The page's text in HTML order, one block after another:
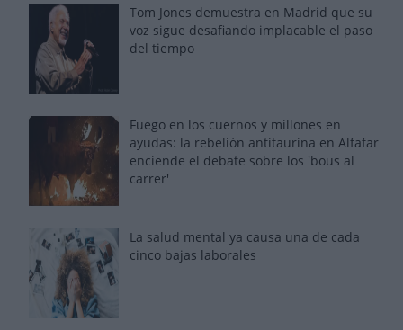
Tom Jones demuestra en Madrid que su
voz sigue desafiando implacable el paso
del tiempo
Fuego en los cuernos y millones en
ayudas: la rebelión antitaurina en Alfafar
enciende el debate sobre los 'bous al
carrer'
La salud mental ya causa una de cada
cinco bajas laborales